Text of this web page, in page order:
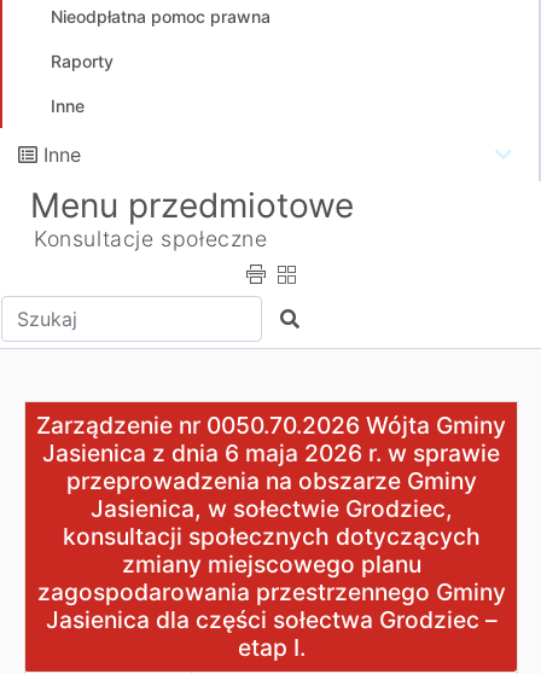
Nieodpłatna pomoc prawna
Raporty
Inne
Inne
Menu przedmiotowe
Konsultacje społeczne
Wpisz tekst do wyszukania Szukaj
Zarządzenie nr 0050.70.2026 Wójta Gminy Jasienica
Zarządzenie nr 0050.70.2026 Wójta Gminy
Jasienica z dnia 6 maja 2026 r. w sprawie
przeprowadzenia na obszarze Gminy
Jasienica, w sołectwie Grodziec,
konsultacji społecznych dotyczących
zmiany miejscowego planu
zagospodarowania przestrzennego Gminy
Jasienica dla części sołectwa Grodziec –
etap I.